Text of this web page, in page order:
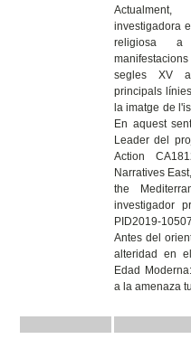
investigadora
religiosa
segles XV
principals
la imatge de
En aquest
Leader del
Action
Narratives
the
investigador
PID2019-
Antes del
alteridad en
Edad
a la amenaza